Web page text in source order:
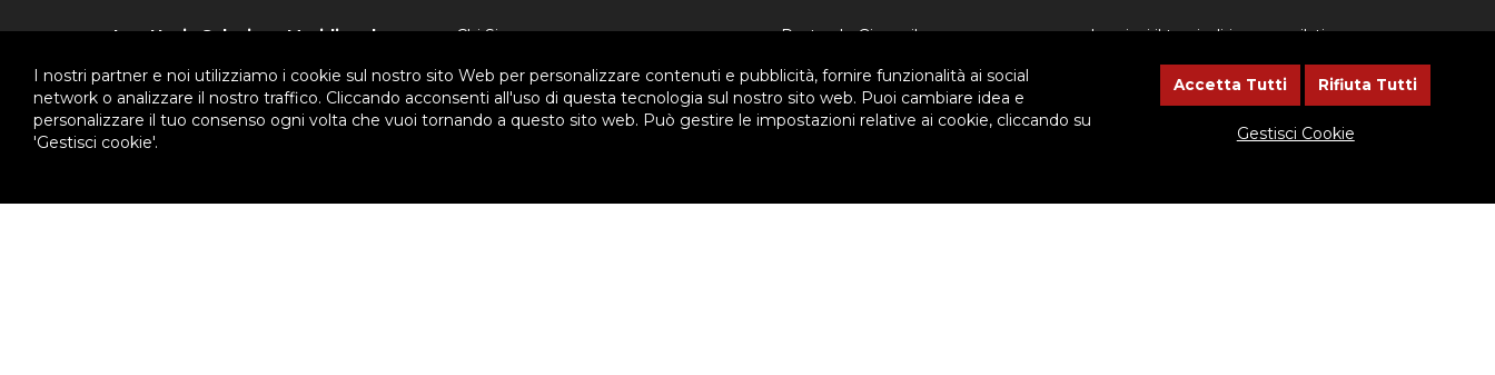
I nostri partner e noi utilizziamo i cookie sul nostro sito Web per personalizzare contenuti e pubblicità, fornire funzionalità ai social
network o analizzare il nostro traffico. Cliccando acconsenti all'uso di questa tecnologia sul nostro sito web. Puoi cambiare idea e
personalizzare il tuo consenso ogni volta che vuoi tornando a questo sito web. Può gestire le impostazioni relative ai cookie, cliccando su
'Gestisci cookie'.
Accetta Tutti Rifiuta Tutti
Gestisci Cookie
Ispettoria Salesiana Meridionale
Via Don Bosco, 8
80141 - Napoli
Tel. 081.7511029
Chi Siamo
Storia
Organigramma
Pastorale Giovanile
Formazione
Famiglia salesiana
Lasciaci il tuo indirizzo email, ti
dell'Ispettoria